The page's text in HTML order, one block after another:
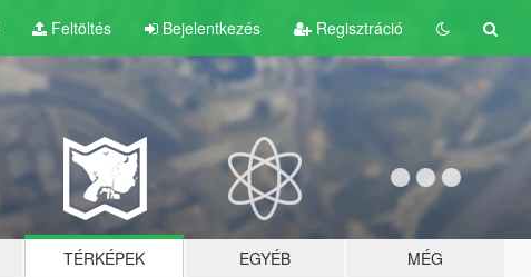
Feltöltés Bejelentkezés Regisztráció
TÉRKÉPEK EGYÉB MÉG